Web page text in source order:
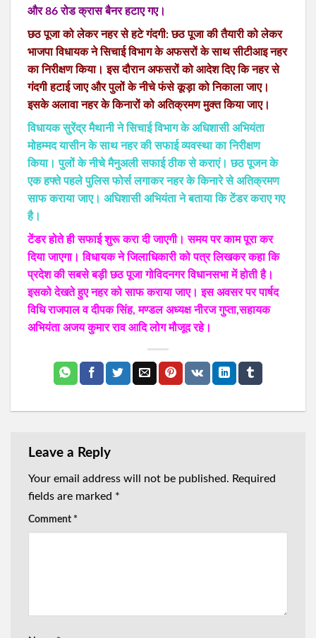
और 86 रोड क्रास बैनर हटाए गए।
छठ पूजा को लेकर नहर से हटे गंदगी: छठ पूजा की तैयारी को लेकर
भाजपा विधायक ने सिचाई विभाग के अफसरों के साथ सीटीआइ नहर
का निरीक्षण किया। इस दौरान अफसरों को आदेश दिए कि नहर से
गंदगी हटाई जाए और पुलों के नीचे फंसे कूड़ा को निकाला जाए।
इसके अलावा नहर के किनारों को अतिक्रमण मुक्त किया जाए।
विधायक सुरेंद्र मैथानी ने सिचाई विभाग के अधिशासी अभियंता
मोहम्मद यासीन के साथ नहर की सफाई व्यवस्था का निरीक्षण
किया। पुलों के नीचे मैनुअली सफाई ठीक से कराएं। छठ पूजन के
एक हफ्ते पहले पुलिस फोर्स लगाकर नहर के किनारे से अतिक्रमण
साफ कराया जाए। अघिशासी अभियंता ने बताया कि टेंडर कराए गए
है।
टेंडर होते ही सफाई शुरू करा दी जाएगी। समय पर काम पूरा कर
दिया जाएगा। विधायक ने जिलाधिकारी को पत्र लिखकर कहा कि
प्रदेश की सबसे बड़ी छठ पूजा गोविदनगर विधानसभा में होती है।
इसको देखते हुए नहर को साफ कराया जाए। इस अवसर पर पार्षद
विधि राजपाल व दीपक सिंह, मण्डल अध्यक्ष नीरज गुप्ता,सहायक
अभियंता अजय कुमार राव आदि लोग मौजूद रहे।
Leave a Reply
Your email address will not be published. Required
fields are marked *
Comment *